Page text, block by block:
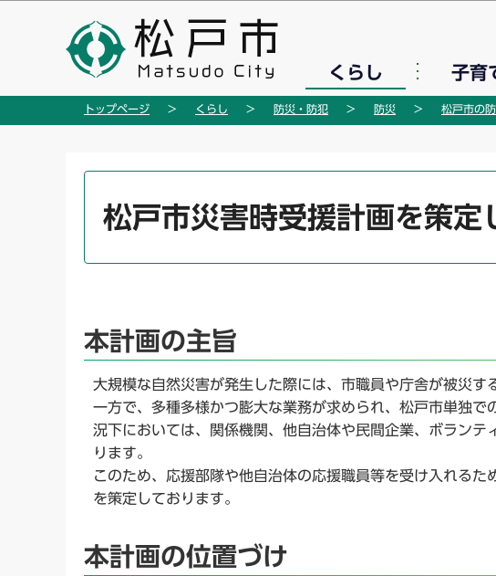
の
くらし 子育
トップページ くらし 防災・防犯 防災 松戸市の
松戸市災害時受援計画を策定
本計画の主旨
大規模な自然災害が発生した際には、市職員や庁舎が被災す
一方で、多種多様かつ膨大な業務が求められ、松戸市単独
況下においては、関係機関、他自治体や民間企業、ボラン
ります。
このため、応援部隊や他自治体の応援職員等を受け入れる
を策定しております。
本計画の位置づけ